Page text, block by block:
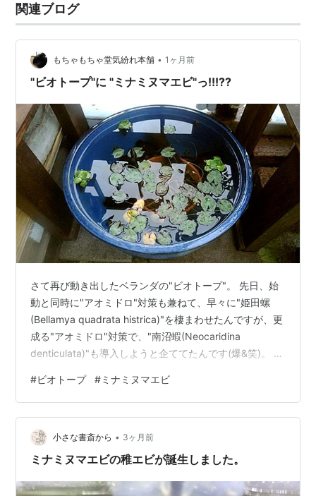
関連ブログ
もちゃもちゃ堂気紛れ本舗 • 1ヶ月前
"ビオトープ"に "ミナミヌマエビ"っ!!!??
さて再び動き出したベランダの"ビオトープ"。 先日、始
動と同時に"アオミドロ"対策も兼ねて、早々に"姫田螺
(Bellamya quadrata histrica)"を棲まわせたんですが、更
成る"アオミドロ"対策で、"南沼蝦(Neocaridina
denticulata)"も導入しようと企ててたんです(爆&笑)。 と
わせをしたら、 さくっと投入っ!!!?? したら次回は いよい
よ"メダカ"の登場かしらっ!!!??...と成るんですが、まだ
どんな種類をお迎えしようとか、考えが纏まってないん
ですよね...(爆&汗&笑)。って謎が謎を呼ん…
#ビオトープ #ミナミヌマエビ
小さな書斎から • 3ヶ月前
ミナミヌマエビの稚エビが誕生しました。